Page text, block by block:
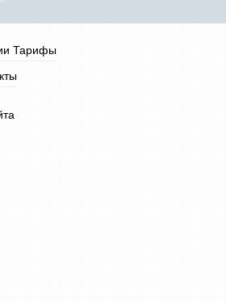
Тарифы